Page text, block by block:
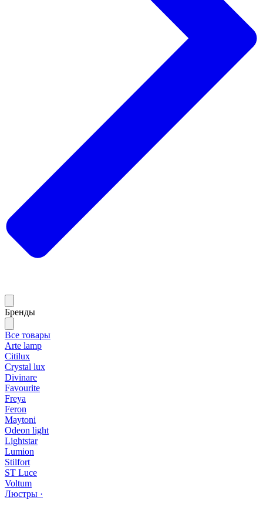
Бренды
Все товары
Arte lamp
Citilux
Crystal lux
Divinare
Favourite
Freya
Feron
Maytoni
Odeon light
Lightstar
Lumion
Stilfort
ST Luce
Voltum
Люстры ·